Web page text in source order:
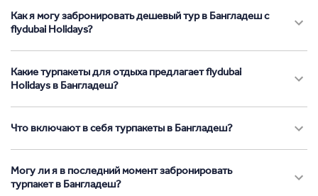
Как я могу забронировать дешевый тур в Бангладеш с
flydubai Holidays?
Какие турпакеты для отдыха предлагает flydubai
Holidays в Бангладеш?
Что включают в себя турпакеты в Бангладеш?
Могу ли я в последний момент забронировать
турпакет в Бангладеш?